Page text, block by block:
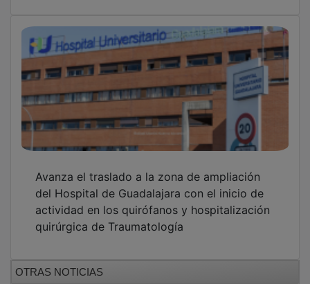
del Hospital de Guadalajara con el inicio de
actividad en los quirófanos y hospitalización
quirúrgica de Traumatología
OTRAS NOTICIAS